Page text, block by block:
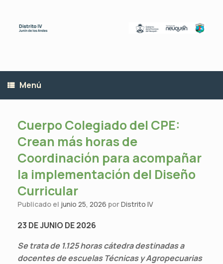
contenido
Menú
Cuerpo Colegiado del CPE:
Crean más horas de
Coordinación para acompañar
la implementación del Diseño
Curricular
Publicado el junio 25, 2026 porDistrito IV
23 DE JUNIO DE 2026
Se trata de 1.125 horas cátedra destinadas a
docentes de escuelas Técnicas y Agropecuarias